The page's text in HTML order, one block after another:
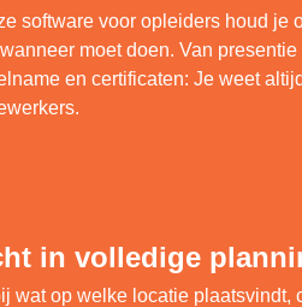
software voor opleiders houd je
moet doen. Van
en certificaten: Je weet
in volledige
wat op welke locatie plaatsvindt,